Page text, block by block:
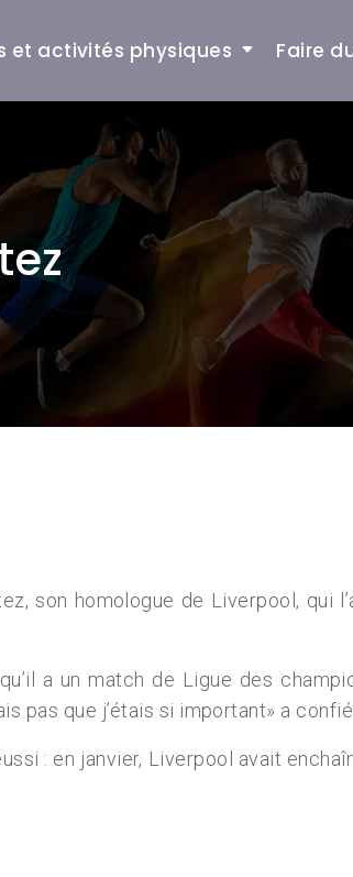
et activités physiques Faire
son homologue de Liverpool, qui
a un match de Ligue des
pas que j’étais si important» a
: en janvier, Liverpool avait